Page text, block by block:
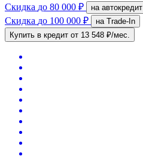
Скидка до 80 000 ₽ на автокредит
Скидка до 100 000 ₽
на Trade-In
Купить в кредит от 13 548 ₽/мес.